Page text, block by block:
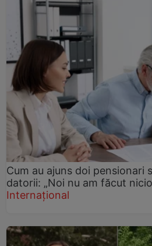
Cum au ajuns doi pensionari
datorii: „Noi nu am făcut
Internațional